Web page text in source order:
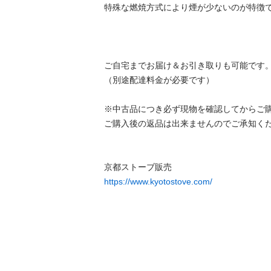
特殊な燃焼方式により煙が少ないのが特徴で
ご自宅までお届け＆お引き取りも可能です。
（別途配達料金が必要です）
※中古品につき必ず現物を確認してからご
ご購入後の返品は出来ませんのでご承知く
https://www.kyotostove.com/